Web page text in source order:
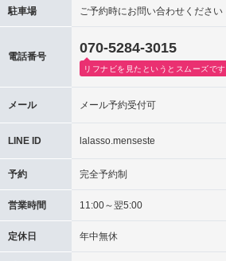
駐車場 ご予約時にお問い合わせください
電話番号
070-5284-3015
リフナビを見たというとスムーズです
メール メール予約受付可
LINE ID lalasso.menseste
予約 完全予約制
営業時間 11:00～翌5:00
定休日 年中無休